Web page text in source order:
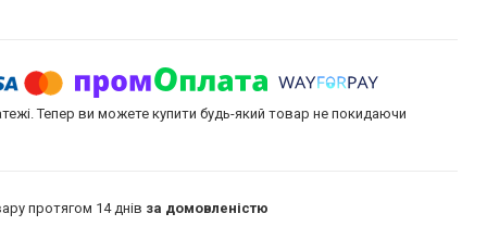
Тепер ви можете купити будь-який товар не покидаючи
протягом 14 днів за домовленістю